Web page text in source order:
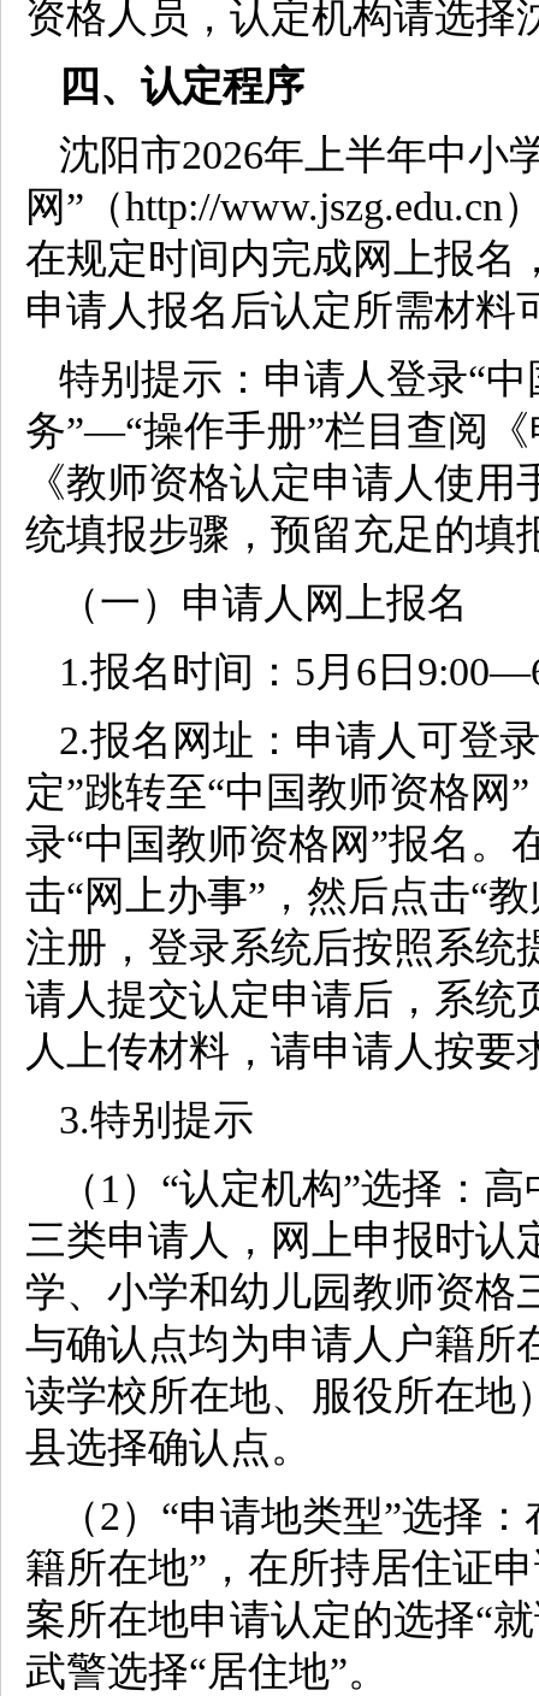
资格人员，认定机构请选择
四、认定程序
沈阳市2026年上半年中小
网”（http://
在规定时间内完成网上报名
申请人报名后认定所需材料
特别提示：申请人登录“
务”—“操作手册”栏目查阅
《教师资格认定申请人使
统填报步骤，预留充足的填
（一）申请人网上报名
1.报名时间：5月6日
2.报名网址：申请人可登
定”跳转至“中国教师资格网
录“中国教师资格网”报名。
击“网上办事”，然后点击“
注册，登录系统后按照系统
请人提交认定申请后，系统
人上传材料，请申请人按要
3.特别提示
（1）“认定机构”选择：
三类申请人，网上申报时认
学、小学和幼儿园教师资格
与确认点均为申请人户籍所
读学校所在地、服役所在地
县选择确认点。
（2）“申请地类型”选择
籍所在地”，在所持居住证
案所在地申请认定的选择“
武警选择“居住地”。